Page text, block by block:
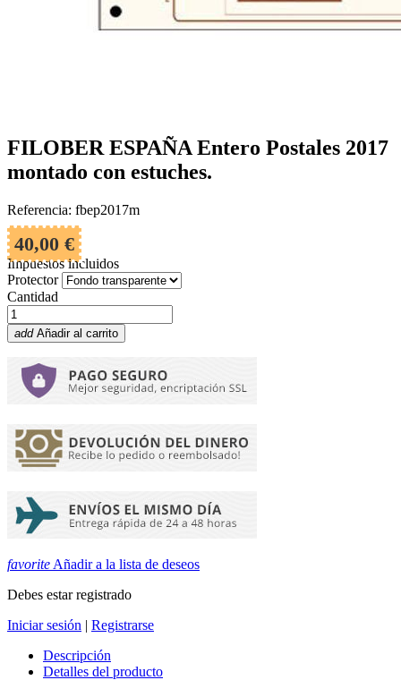
FILOBER ESPAÑA Entero Postales 2017
montado con estuches.
Referencia: fbep2017m
40,00 €
Impuestos incluidos
Protector
Cantidad
add Añadir al carrito
favorite Añadir a la lista de deseos
Debes estar registrado
Iniciar sesión | Registrarse
Descripción
Detalles del producto